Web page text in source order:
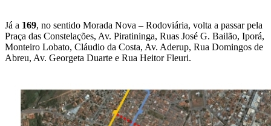
Já a 169, no sentido Morada Nova – Rodoviária, volta a passar pela
Praça das Constelações, Av. Piratininga, Ruas José G. Bailão, Iporá,
Monteiro Lobato, Cláudio da Costa, Av. Aderup, Rua Domingos de
Abreu, Av. Georgeta Duarte e Rua Heitor Fleuri.